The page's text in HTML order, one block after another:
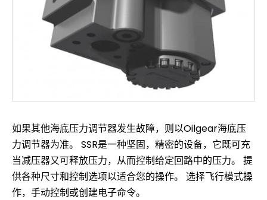
如果其他海底压力调节器发生故障，则以Oilgear海底压
力调节器为准。 SSR是一种坚固，精密的设备，它既可充
当减压器又可释放压力，从而控制给定回路中的压力。 提
供各种尺寸和控制选项以适合您的操作。 选择飞行模式操
作，手动控制或创建电子命令。